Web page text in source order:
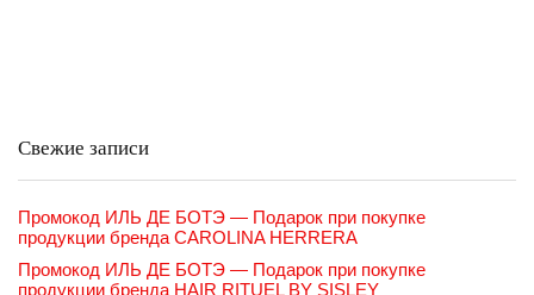
Свежие записи
Промокод ИЛЬ ДЕ БОТЭ — Подарок при покупке
продукции бренда CAROLINA HERRERA
Промокод ИЛЬ ДЕ БОТЭ — Подарок при покупке
продукции бренда HAIR RITUEL BY SISLEY